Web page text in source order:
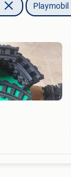
Playmobil